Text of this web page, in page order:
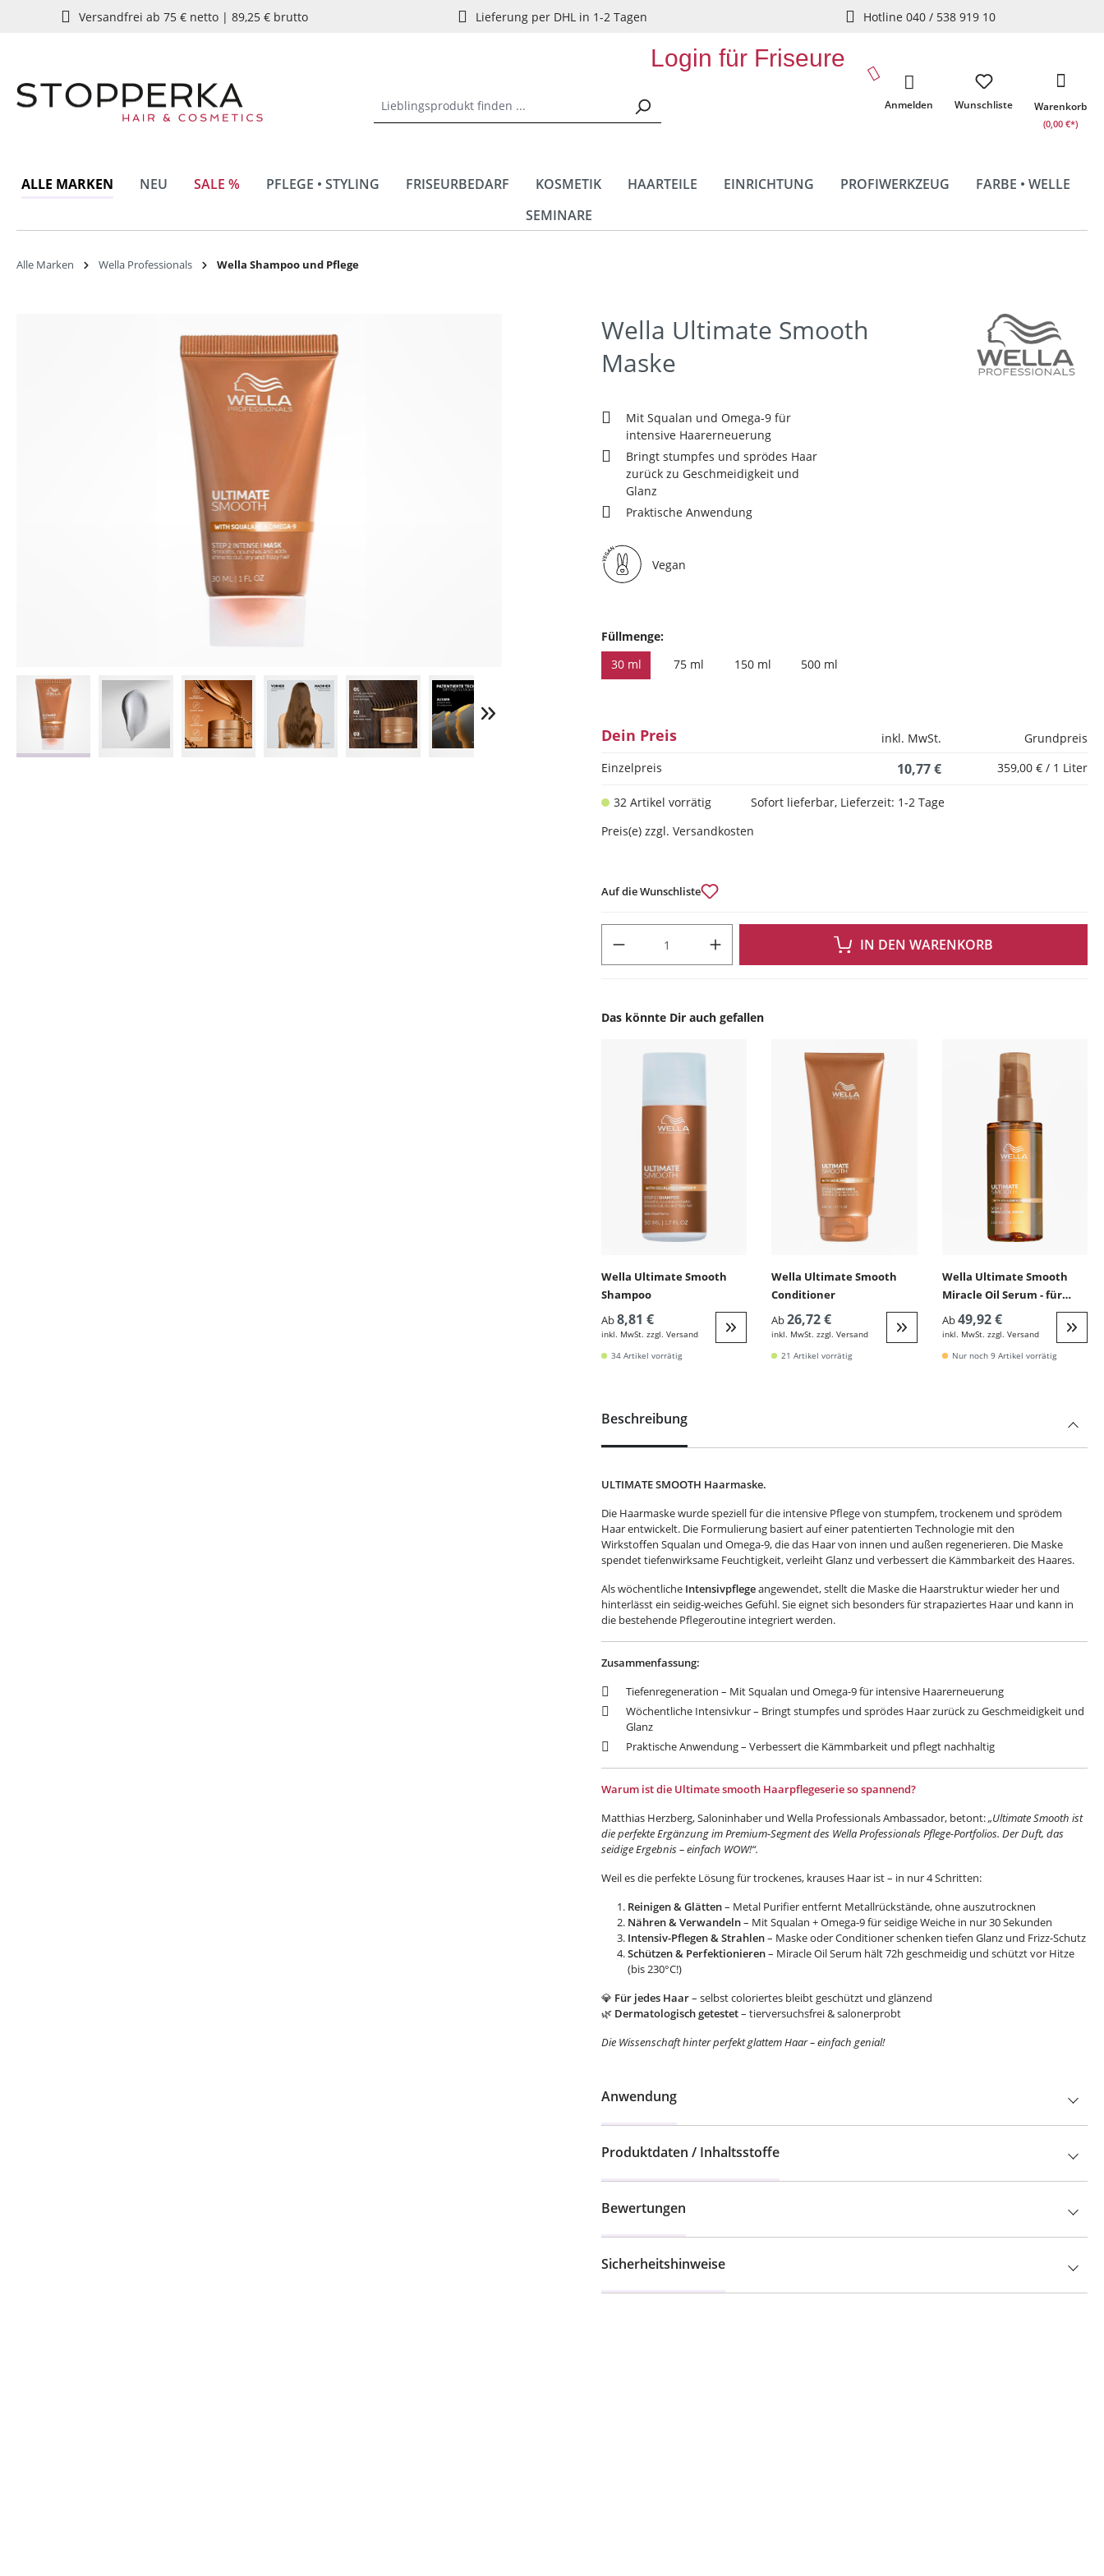
Zur Hauptnavigation springen
Versandfrei ab 75 € netto | 89,25 € brutto Lieferung per DHL in 1-2 Tagen Hotline 040 / 538 919 10
Login für Friseure
Wunschliste
Anmelden Warenkorb
(0,00 €*)
ALLE MARKEN NEU SALE % PFLEGE • STYLING FRISEURBEDARF KOSMETIK HAARTEILE EINRICHTUNG PROFIWERKZEUG
FARBE • WELLE
SEMINARE
Alle Marken Wella Professionals Wella Shampoo und Pflege
Wella Ultimate Smooth
Maske
Mit Squalan und Omega-9 für
intensive Haarerneuerung
Bringt stumpfes und sprödes Haar
zurück zu Geschmeidigkeit und
Glanz
Praktische Anwendung
Vegan
Füllmenge:
30 ml
75 ml 150 ml 500 ml
Dein Preis inkl. MwSt.
Grundpreis
Einzelpreis
10,77 € 359,00 € / 1 Liter
32 Artikel vorrätig
Sofort lieferbar, Lieferzeit: 1-2 Tage
Preis(e) zzgl. Versandkosten
Auf die Wunschliste
IN DEN WARENKORB
Das könnte Dir auch gefallen
Wella Ultimate Smooth
Shampoo
Ab8,81 €
inkl. MwSt. zzgl. Versand Weiter zur Detail
34 Artikel vorrätig
Wella Ultimate Smooth
Conditioner
Ab26,72 €
inkl. MwSt. zzgl. Versand Weiter zur Detail
21 Artikel vorrätig
Wella Ultimate Smooth
Miracle Oil Serum - für
glanzloses Haar
Ab49,92 €
inkl. MwSt. zzgl. Versand
Nur noch 9 Artikel vorrätig
Beschreibung
ULTIMATE SMOOTH Haarmaske.
Die Haarmaske wurde speziell für die intensive Pflege von stumpfem, trockenem und sprödem
Haar entwickelt. Die Formulierung basiert auf einer patentierten Technologie mit den
Wirkstoffen Squalan und Omega-9, die das Haar von innen und außen regenerieren. Die Maske
spendet tiefenwirksame Feuchtigkeit, verleiht Glanz und verbessert die Kämmbarkeit des Haares.
Als wöchentliche Intensivpflegeangewendet, stellt die Maske die Haarstruktur wieder her und
hinterlässt ein seidig-weiches Gefühl. Sie eignet sich besonders für strapaziertes Haar und kann in
die bestehende Pflegeroutine integriert werden.
Zusammenfassung:
Tiefenregeneration – Mit Squalan und Omega-9 für intensive Haarerneuerung
Wöchentliche Intensivkur – Bringt stumpfes und sprödes Haar zurück zu Geschmeidigkeit und
Glanz
Praktische Anwendung – Verbessert die Kämmbarkeit und pflegt nachhaltig
Warum ist die Ultimate smooth Haarpflegeserie so spannend?
Matthias Herzberg, Saloninhaber und Wella Professionals Ambassador, betont:„Ultimate Smooth ist
die perfekte Ergänzung im Premium-Segment des Wella Professionals Pflege-Portfolios. Der Duft, das
seidige Ergebnis – einfach WOW!“.
Weil es die perfekte Lösung für trockenes, krauses Haar ist – in nur 4 Schritten:
Reinigen & Glätten– Metal Purifier entfernt Metallrückstände, ohne auszutrocknen
Nähren & Verwandeln– Mit Squalan + Omega-9 für seidige Weiche in nur 30 Sekunden
Intensiv-Pflegen & Strahlen– Maske oder Conditioner schenken tiefen Glanz und Frizz-Schutz
Schützen & Perfektionieren– Miracle Oil Serum hält 72h geschmeidig und schützt vor Hitze
(bis 230°C!)
💎 Für jedes Haar– selbst coloriertes bleibt geschützt und glänzend
🌿 Dermatologisch getestet– tierversuchsfrei & salonerprobt
Die Wissenschaft hinter perfekt glattem Haar – einfach genial!
Anwendung
Produktdaten / Inhaltsstoffe
Bewertungen
Sicherheitshinweise